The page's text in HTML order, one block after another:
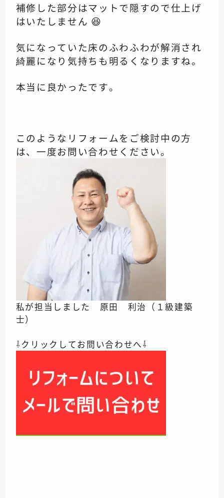
補修した部分はマットで隠すので仕上げ
はいたしません 😆
気になっていた床のふわふわが解消され
綺麗になり気持ちも明るくなりますね。
本当に良かったです。
このようなリフォームをご検討中の方
は、一度お問い合わせください。
私が担当しました 原田 利治（１級建築
士）
⇩クリックしてお問い合わせへ⇩